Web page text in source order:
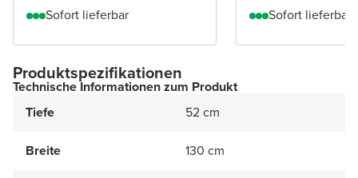
Sofort lieferbar Sofort lieferbar
Produktspezifikationen
Technische Informationen zum Produkt
Tiefe
52 cm
Breite 130 cm